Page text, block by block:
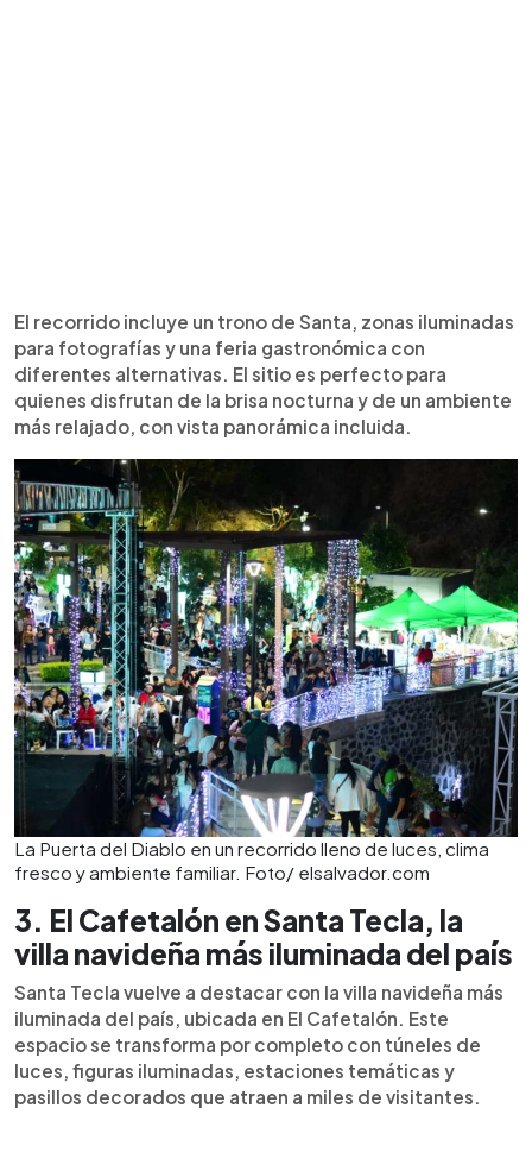
El recorrido incluye un trono de Santa, zonas iluminadas
para fotografías y una feria gastronómica con
diferentes alternativas. El sitio es perfecto para
quienes disfrutan de la brisa nocturna y de un ambiente
más relajado, con vista panorámica incluida.
La Puerta del Diablo en un recorrido lleno de luces, clima
fresco y ambiente familiar. Foto/ elsalvador.com
3. El Cafetalón en Santa Tecla, la
villa navideña más iluminada del país
Santa Tecla vuelve a destacar con la villa navideña más
iluminada del país, ubicada en El Cafetalón. Este
espacio se transforma por completo con túneles de
luces, figuras iluminadas, estaciones temáticas y
pasillos decorados que atraen a miles de visitantes.